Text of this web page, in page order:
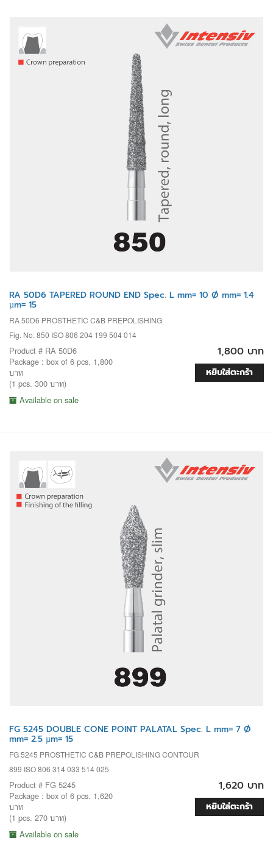
RA 50D6 TAPERED ROUND END Spec. L mm= 10 Ø mm= 1.4
µm= 15
RA 50D6 PROSTHETIC C&B PREPOLISHING
Fig. No. 850 ISO 806 204 199 504 014
Product # RA 50D6
Package : box of 6 pcs. 1,800
บาท
(1 pcs. 300 บาท)
Available on sale
1,800 บาท
หยิบใส่ตะกร้า
FG 5245 DOUBLE CONE POINT PALATAL Spec. L mm= 7 Ø
mm= 2.5 µm= 15
FG 5245 PROSTHETIC C&B PREPOLISHING CONTOUR
899 ISO 806 314 033 514 025
Product # FG 5245
Package : box of 6 pcs. 1,620
บาท
(1 pcs. 270 บาท)
Available on sale
1,620 บาท
หยิบใส่ตะกร้า